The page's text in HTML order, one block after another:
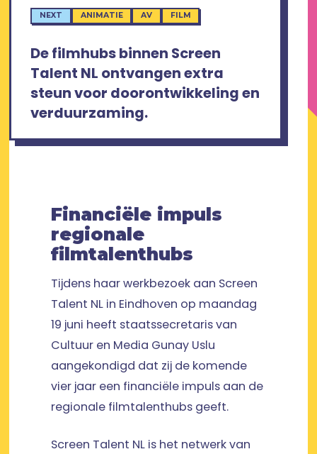
NEXT ANIMATIE AV FILM
De filmhubs binnen Screen
Talent NL ontvangen extra
steun voor doorontwikkeling en
verduurzaming.
Financiële impuls
regionale
filmtalenthubs
Tijdens haar werkbezoek aan Screen
Talent NL in Eindhoven op maandag
19 juni heeft staatssecretaris van
Cultuur en Media Gunay Uslu
aangekondigd dat zij de komende
vier jaar een financiële impuls aan de
regionale filmtalenthubs geeft.
Screen Talent NL is het netwerk van